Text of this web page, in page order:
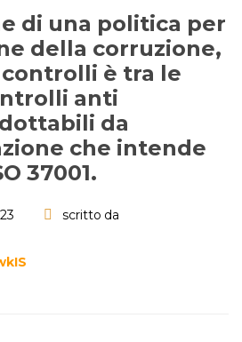
di una politica per
della corruzione,
è tra le
anti
da
che intende
37001.
scritto da